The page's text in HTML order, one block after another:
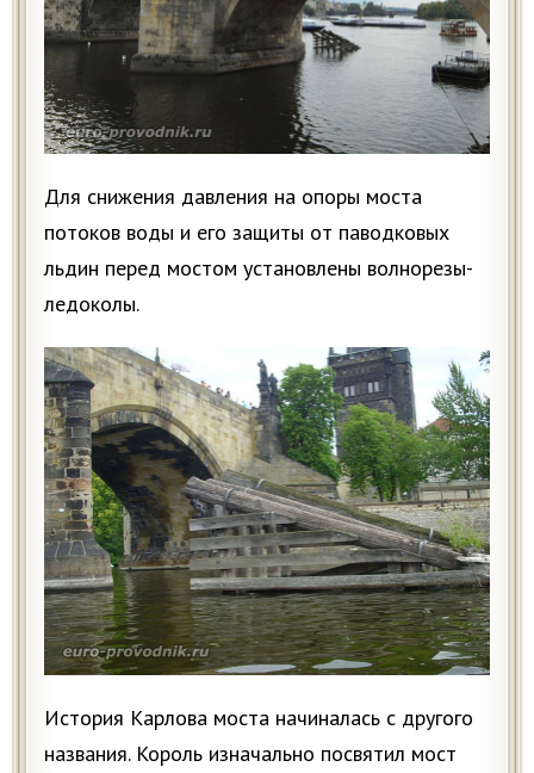
Для снижения давления на опоры моста
потоков воды и его защиты от паводковых
льдин перед мостом установлены волнорезы-
ледоколы.
История Карлова моста начиналась с другого
названия. Король изначально посвятил мост